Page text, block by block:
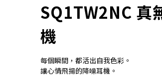
SQ1TW2NC 真
機
每個瞬間，都活出自我色彩。
讓心情飛揚的降噪耳機。